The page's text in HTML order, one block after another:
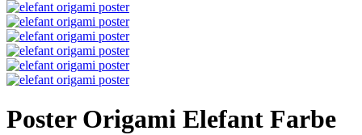
Poster Origami Elefant Farbe